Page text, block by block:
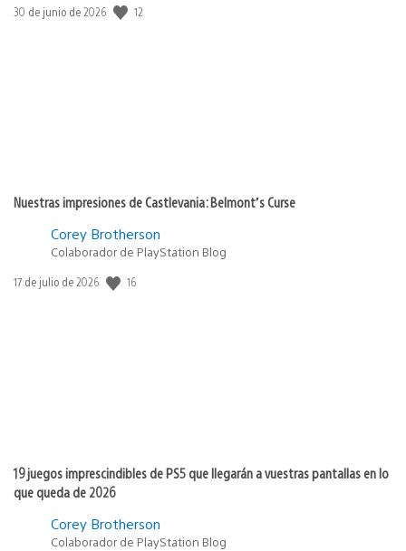
Fecha
30 de junio de 2026 12
Nuestras impresiones de Castlevania: Belmont’s Curse
Corey Brotherson
Colaborador de PlayStation Blog
Fecha
17 de julio de 2026 16
19 juegos imprescindibles de PS5 que llegarán a vuestras pantallas en lo
que queda de 2026
Corey Brotherson
Colaborador de PlayStation Blog